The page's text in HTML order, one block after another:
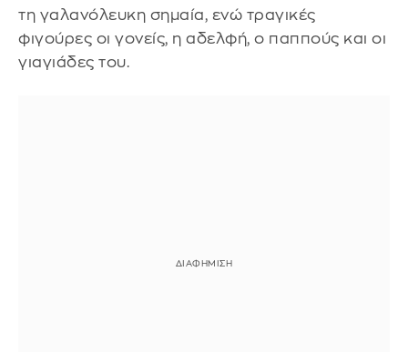
τη γαλανόλευκη σημαία, ενώ τραγικές
φιγούρες οι γονείς, η αδελφή, ο παππούς και οι
γιαγιάδες του.